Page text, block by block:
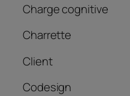
Charge cognitive
Charrette
Client
Codesign